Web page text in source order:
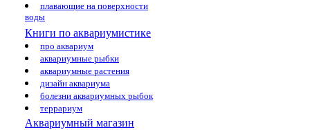
плавающие на поверхности
воды
Книги по аквариумистике
про аквариум
аквариумные рыбки
аквариумные растения
дизайн аквариума
болезни аквариумных рыбок
террариум
Аквариумный магазин